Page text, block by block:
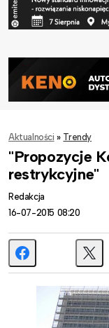
Aktualności » Trendy
"Propozycje
restrykcyjne"
Redakcja
16-07-2015 08:20